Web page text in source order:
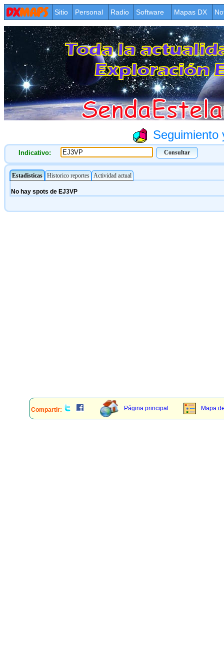
Sitio Personal Radio Software Mapas DX
Seguimiento
Indicativo:
Compartir: Página principal Mapa